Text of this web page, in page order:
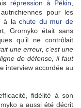
répression à Pékin
pour les
à lachute du mur de
Gromyko était sans
qu’il ne contrôlait
une erreur, c’est une
de défense, il faut
interview accordée au
fidélité à son
a aussi été décrit